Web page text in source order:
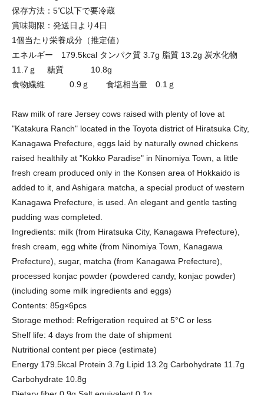
保存方法：5℃以下で要冷蔵
賞味期限：発送日より4日
1個当たり栄養成分（推定値）
エネルギー 179.5kcal タンパク質 3.7g 脂質 13.2g 炭水化物
11.7ｇ 糖質 10.8g
食物繊維 0.9ｇ 食塩相当量 0.1ｇ
Raw milk of rare Jersey cows raised with plenty of love at
"Katakura Ranch" located in the Toyota district of Hiratsuka City,
Kanagawa Prefecture, eggs laid by naturally owned chickens
raised healthily at "Kokko Paradise" in Ninomiya Town, a little
fresh cream produced only in the Konsen area of Hokkaido is
added to it, and Ashigara matcha, a special product of western
Kanagawa Prefecture, is used. An elegant and gentle tasting
pudding was completed.
Ingredients: milk (from Hiratsuka City, Kanagawa Prefecture),
fresh cream, egg white (from Ninomiya Town, Kanagawa
Prefecture), sugar, matcha (from Kanagawa Prefecture),
processed konjac powder (powdered candy, konjac powder)
(including some milk ingredients and eggs)
Contents: 85g×6pcs
Storage method: Refrigeration required at 5°C or less
Shelf life: 4 days from the date of shipment
Nutritional content per piece (estimate)
Energy 179.5kcal Protein 3.7g Lipid 13.2g Carbohydrate 11.7g
Carbohydrate 10.8g